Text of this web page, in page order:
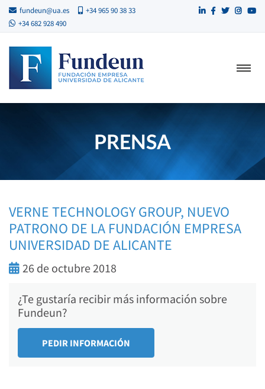
fundeun@ua.es
+34 965 90 38 33
+34 682 928 490
PRENSA
VERNE TECHNOLOGY GROUP, NUEVO
PATRONO DE LA FUNDACIÓN EMPRESA
UNIVERSIDAD DE ALICANTE
26 de octubre 2018
¿Te gustaría recibir más información sobre
Fundeun?